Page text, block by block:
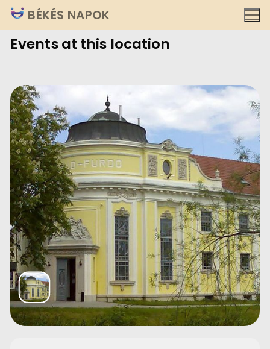
Ugrás
a
tartalomra
BÉKÉS NAPOK
Events at this location